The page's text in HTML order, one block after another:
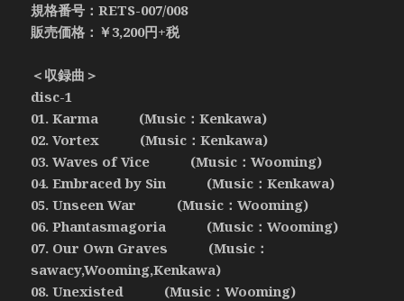
規格番号：RETS-007/008
販売価格：￥3,200円+税
＜収録曲＞
disc-1
01. Karma (Music：Kenkawa)
02. Vortex (Music：Kenkawa)
03. Waves of Vice (Music：Wooming)
04. Embraced by Sin (Music：Kenkawa)
05. Unseen War (Music：Wooming)
06. Phantasmagoria (Music：Wooming)
07. Our Own Graves (Music：
sawacy,Wooming,Kenkawa)
08. Unexisted (Music：Wooming)